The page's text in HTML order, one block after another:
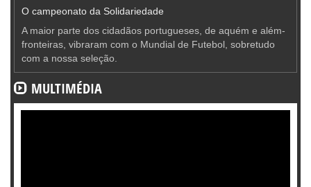
O campeonato da Solidariedade
A maior parte dos cidadãos portugueses, de aquém e além-
fronteiras, vibraram com o Mundial de Futebol, sobretudo
com a nossa seleção.
MULTIMÉDIA